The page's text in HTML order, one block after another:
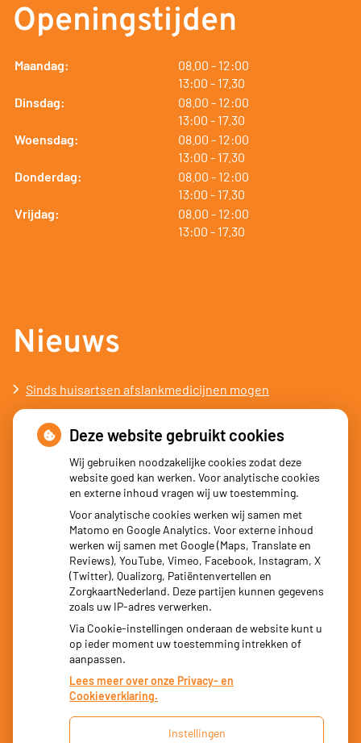
Openingstijden
Maandag: 08.00 tot
- 12:00
13:00 tot
- 17.30
Dinsdag:
08.00 tot
- 12:00
13:00 tot
- 17.30
Woensdag:
08.00 tot
- 12:00
13:00 tot
- 17.30
Donderdag:
08.00 tot
- 12:00
13:00 tot
- 17.30
Vrijdag:
08.00 tot
- 12:00
13:00 tot
- 17.30
Nieuws
Sinds huisartsen afslankmedicijnen mogen
voorschrijven, neemt gebruik toe
Schurft sinds corona geen vergeten ziekte meer: aantal
uitbraken fors gestegen
Stoppen met afslankmedicijnen betekent zonder
leefstijlaanpassingen weer gewichtstoename
Kookadvies drinkwater in provincie Utrecht vanwege
besmetting
Terugroepactie babyvoeding Nestlé: bacterie kan baby’s
ziek maken
Deze website gebruikt cookies
Wij gebruiken noodzakelijke cookies zodat deze
website goed kan werken. Voor analytische cookies
en externe inhoud vragen wij uw toestemming.
Voor analytische cookies werken wij samen met
Matomo en Google Analytics. Voor externe inhoud
werken wij samen met Google (Maps, Translate en
Reviews), YouTube, Vimeo, Facebook, Instagram, X
(Twitter), Qualizorg, Patiëntenvertellen en
ZorgkaartNederland. Deze partijen kunnen gegevens
zoals uw IP-adres verwerken.
Via Cookie-instellingen onderaan de website kunt u
op ieder moment uw toestemming intrekken of
aanpassen.
Lees meer over onze Privacy- en
Cookieverklaring.
Instellingen